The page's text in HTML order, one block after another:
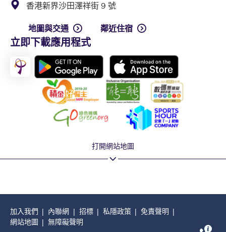
香港新界沙田澤祥街 9 號
地圖與交通 鄰近住宿
立即下載應用程式
打開網站地圖
加入我們 內聯網 招標 私隱政策
免責聲明
網站地圖
無障礙聲明